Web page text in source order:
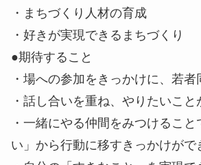
・まちづくり人材の育成
・好きが実現できるまちづくり
●期待すること
・場への参加をきっかけに、若者
・話し合いを重ね、やりたいこと
・一緒にやる仲間をみつけること
い」から行動に移すきっかけがで